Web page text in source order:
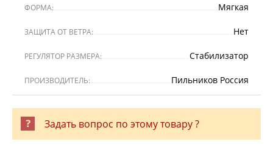
ФОРМА: Мягкая
ЗАЩИТА ОТ ВЕТРА: Нет
РЕГУЛЯТОР РАЗМЕРА: Стабилизатор
ПРОИЗВОДИТЕЛЬ: Пильников Россия
Задать вопрос по этому товару ?